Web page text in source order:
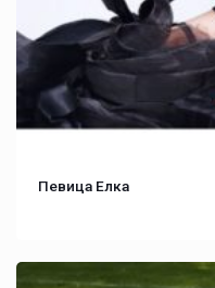
Певица Елка